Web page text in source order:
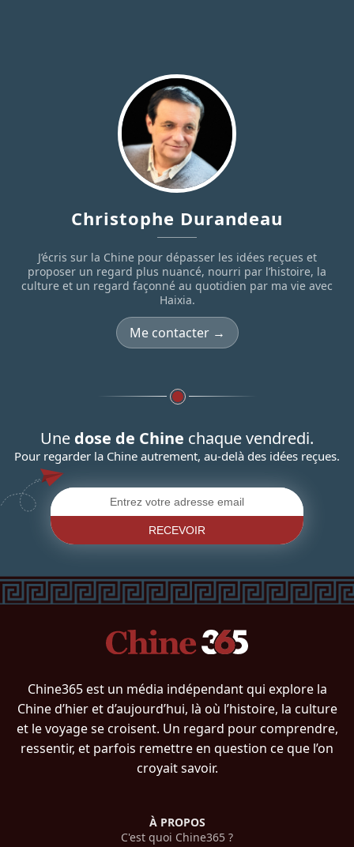
Christophe Durandeau
J’écris sur la Chine pour dépasser les idées reçues et
proposer un regard plus nuancé, nourri par l’histoire, la
culture et un regard façonné au quotidien par ma vie avec
Haixia.
Me contacter →
Une dose de Chine chaque vendredi.
Pour regarder la Chine autrement, au-delà des idées reçues.
RECEVOIR
Chine365 est un média indépendant qui explore la
Chine d’hier et d’aujourd’hui, là où l’histoire, la culture
et le voyage se croisent. Un regard pour comprendre,
ressentir, et parfois remettre en question ce que l’on
croyait savoir.
À PROPOS
C'est quoi Chine365 ?